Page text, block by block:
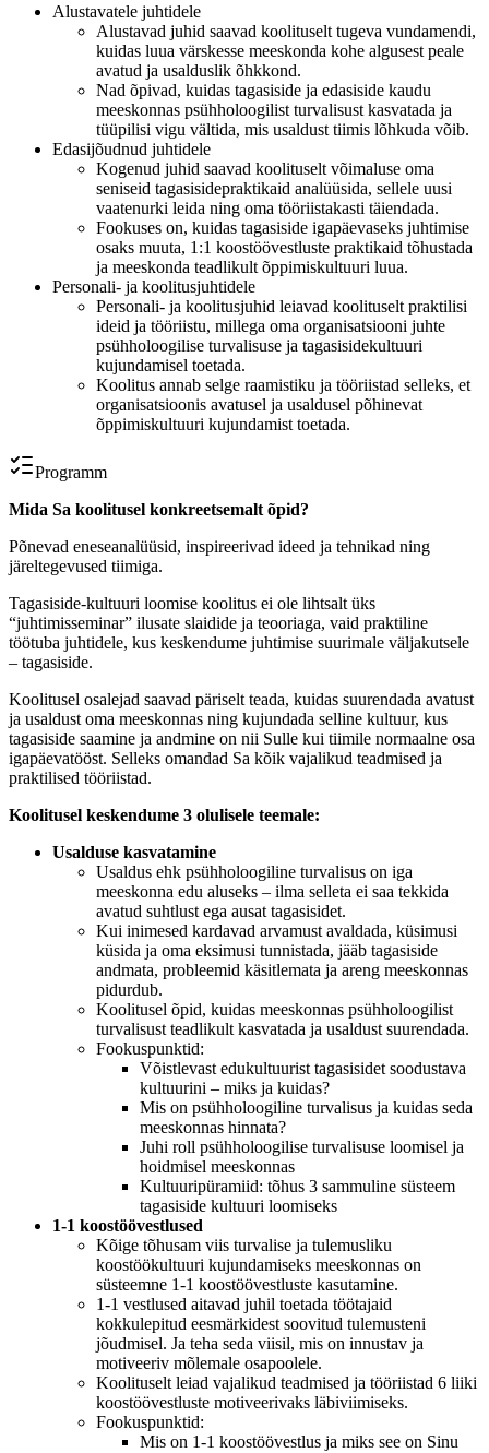
Alustavatele juhtidele
Alustavad juhid saavad koolituselt tugeva vundamendi,
kuidas luua värskesse meeskonda kohe algusest peale
avatud ja usalduslik õhkkond.
Nad õpivad, kuidas tagasiside ja edasiside kaudu
meeskonnas psühholoogilist turvalisust kasvatada ja
tüüpilisi vigu vältida, mis usaldust tiimis lõhkuda võib.
Edasijõudnud juhtidele
Kogenud juhid saavad koolituselt võimaluse oma
seniseid tagasisidepraktikaid analüüsida, sellele uusi
vaatenurki leida ning oma tööriistakasti täiendada.
Fookuses on, kuidas tagasiside igapäevaseks juhtimise
osaks muuta, 1:1 koostöövestluste praktikaid tõhustada
ja meeskonda teadlikult õppimiskultuuri luua.
Personali- ja koolitusjuhtidele
Personali- ja koolitusjuhid leiavad koolituselt praktilisi
ideid ja tööriistu, millega oma organisatsiooni juhte
psühholoogilise turvalisuse ja tagasisidekultuuri
kujundamisel toetada.
Koolitus annab selge raamistiku ja tööriistad selleks, et
organisatsioonis avatusel ja usaldusel põhinevat
õppimiskultuuri kujundamist toetada.
Programm
Mida Sa koolitusel konkreetsemalt õpid?
Põnevad eneseanalüüsid, inspireerivad ideed ja tehnikad ning
järeltegevused tiimiga.
Tagasiside-kultuuri loomise koolitus ei ole lihtsalt üks
“juhtimisseminar” ilusate slaidide ja teooriaga, vaid praktiline
töötuba juhtidele, kus keskendume juhtimise suurimale väljakutsele
– tagasiside.
Koolitusel osalejad saavad päriselt teada, kuidas suurendada avatust
ja usaldust oma meeskonnas ning kujundada selline kultuur, kus
tagasiside saamine ja andmine on nii Sulle kui tiimile normaalne osa
igapäevatööst. Selleks omandad Sa kõik vajalikud teadmised ja
praktilised tööriistad.
Koolitusel keskendume 3 olulisele teemale:
Usalduse kasvatamine
Usaldus ehk psühholoogiline turvalisus on iga
meeskonna edu aluseks – ilma selleta ei saa tekkida
avatud suhtlust ega ausat tagasisidet.
Kui inimesed kardavad arvamust avaldada, küsimusi
küsida ja oma eksimusi tunnistada, jääb tagasiside
andmata, probleemid käsitlemata ja areng meeskonnas
pidurdub.
Koolitusel õpid, kuidas meeskonnas psühholoogilist
turvalisust teadlikult kasvatada ja usaldust suurendada.
Fookuspunktid:
Võistlevast edukultuurist tagasisidet soodustava
kultuurini – miks ja kuidas?
Mis on psühholoogiline turvalisus ja kuidas seda
meeskonnas hinnata?
Juhi roll psühholoogilise turvalisuse loomisel ja
hoidmisel meeskonnas
Kultuuripüramiid: tõhus 3 sammuline süsteem
tagasiside kultuuri loomiseks
1-1 koostöövestlused
Kõige tõhusam viis turvalise ja tulemusliku
koostöökultuuri kujundamiseks meeskonnas on
süsteemne 1-1 koostöövestluste kasutamine.
1-1 vestlused aitavad juhil toetada töötajaid
kokkulepitud eesmärkidest soovitud tulemusteni
jõudmisel. Ja teha seda viisil, mis on innustav ja
motiveeriv mõlemale osapoolele.
Koolituselt leiad vajalikud teadmised ja tööriistad 6 liiki
koostöövestluste motiveerivaks läbiviimiseks.
Fookuspunktid:
Mis on 1-1 koostöövestlus ja miks see on Sinu